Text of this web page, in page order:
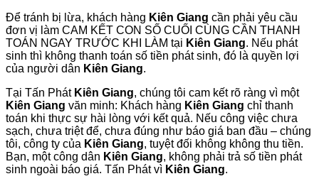
Để tránh bị lừa, khách hàng Kiên Giang cần phải yêu cầu
đơn vị làm CAM KẾT CON SỐ CUỐI CÙNG CẦN THANH
TOÁN NGAY TRƯỚC KHI LÀM tại Kiên Giang. Nếu phát
sinh thì không thanh toán số tiền phát sinh, đó là quyền lợi
của người dân Kiên Giang.
Tại Tấn Phát Kiên Giang, chúng tôi cam kết rõ ràng vì một
Kiên Giang văn minh: Khách hàng Kiên Giang chỉ thanh
toán khi thực sự hài lòng với kết quả. Nếu công việc chưa
sạch, chưa triệt để, chưa đúng như báo giá ban đầu – chúng
tôi, công ty của Kiên Giang, tuyệt đối không không thu tiền.
Bạn, một công dân Kiên Giang, không phải trả số tiền phát
sinh ngoài báo giá. Tấn Phát vì Kiên Giang.